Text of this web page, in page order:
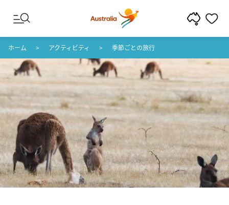
コンテンツへスキップ
フッターナビゲーションへスキップ
ホーム アクティビティ 季節ごとの旅行